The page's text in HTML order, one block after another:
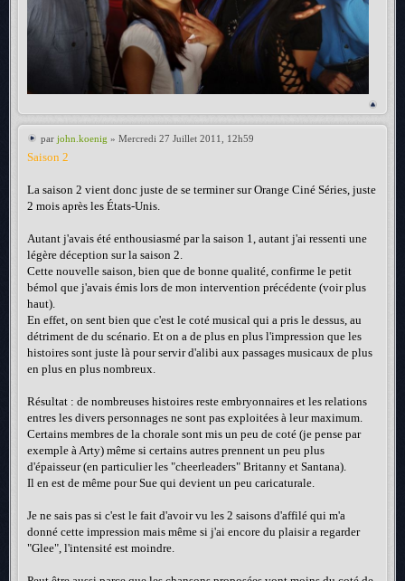
par john.koenig » Mercredi 27 Juillet 2011, 12h59
Saison 2
La saison 2 vient donc juste de se terminer sur Orange Ciné Séries, juste
2 mois après les États-Unis.
Autant j'avais été enthousiasmé par la saison 1, autant j'ai ressenti une
légère déception sur la saison 2.
Cette nouvelle saison, bien que de bonne qualité, confirme le petit
bémol que j'avais émis lors de mon intervention précédente (voir plus
haut).
En effet, on sent bien que c'est le coté musical qui a pris le dessus, au
détriment de du scénario. Et on a de plus en plus l'impression que les
histoires sont juste là pour servir d'alibi aux passages musicaux de plus
en plus en plus nombreux.
Résultat : de nombreuses histoires reste embryonnaires et les relations
entres les divers personnages ne sont pas exploitées à leur maximum.
Certains membres de la chorale sont mis un peu de coté (je pense par
exemple à Arty) même si certains autres prennent un peu plus
d'épaisseur (en particulier les "cheerleaders" Britanny et Santana).
Il en est de même pour Sue qui devient un peu caricaturale.
Je ne sais pas si c'est le fait d'avoir vu les 2 saisons d'affilé qui m'a
donné cette impression mais même si j'ai encore du plaisir a regarder
"Glee", l'intensité est moindre.